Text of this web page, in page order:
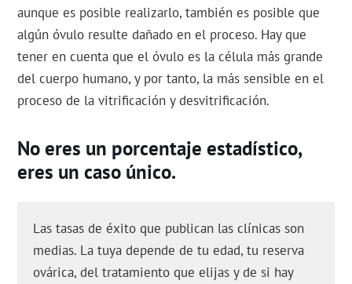
aunque es posible realizarlo, también es posible que
algún óvulo resulte dañado en el proceso. Hay que
tener en cuenta que el óvulo es la célula más grande
del cuerpo humano, y por tanto, la más sensible en el
proceso de la vitrificación y desvitrificación.
No eres un porcentaje estadístico,
eres un caso único.
Las tasas de éxito que publican las clínicas son
medias. La tuya depende de tu edad, tu reserva
ovárica, del tratamiento que elijas y de si hay